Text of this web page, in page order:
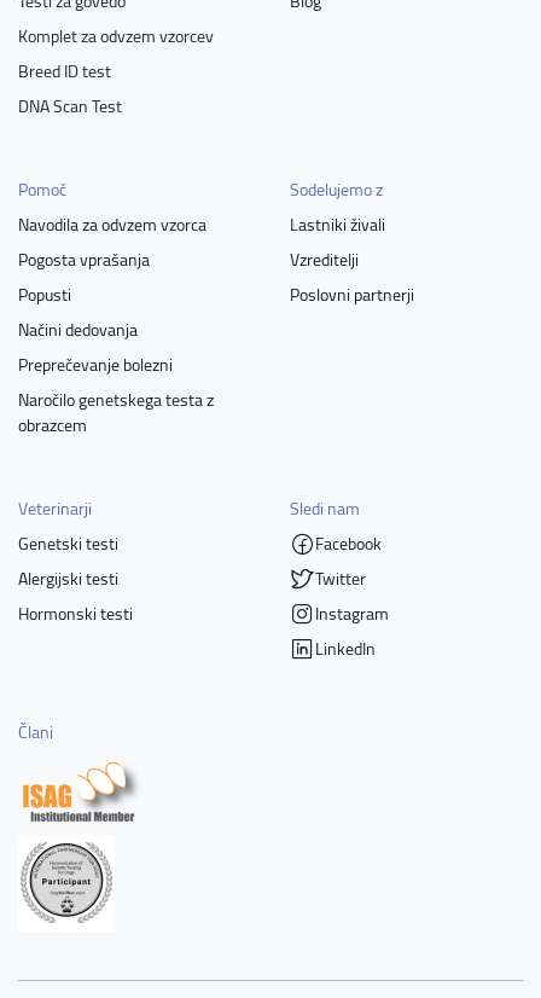
Komplet za odvzem vzorcev
Breed ID test
DNA Scan Test
Pomoč
Navodila za odvzem vzorca
Pogosta vprašanja
Popusti
Načini dedovanja
Preprečevanje bolezni
Naročilo genetskega testa z
obrazcem
Sodelujemo z
Lastniki živali
Vzreditelji
Poslovni partnerji
Veterinarji
Genetski testi
Alergijski testi
Hormonski testi
Sledi nam
Facebook
Twitter
Instagram
LinkedIn
Člani